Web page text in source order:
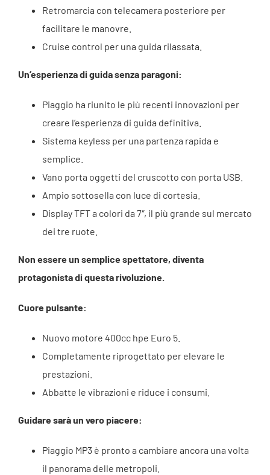
Retromarcia con telecamera posteriore per
facilitare le manovre.
Cruise control per una guida rilassata.
Un’esperienza di guida senza paragoni:
Piaggio ha riunito le più recenti innovazioni per
creare l’esperienza di guida definitiva.
Sistema keyless per una partenza rapida e
semplice.
Vano porta oggetti del cruscotto con porta USB.
Ampio sottosella con luce di cortesia.
Display TFT a colori da 7″, il più grande sul mercato
dei tre ruote.
Non essere un semplice spettatore, diventa
protagonista di questa rivoluzione.
Cuore pulsante:
Nuovo motore 400cc hpe Euro 5.
Completamente riprogettato per elevare le
prestazioni.
Abbatte le vibrazioni e riduce i consumi.
Guidare sarà un vero piacere:
Piaggio MP3 è pronto a cambiare ancora una volta
il panorama delle metropoli.